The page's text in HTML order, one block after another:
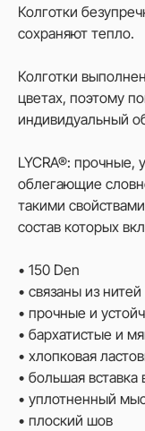
Колготки
сохраняют тепло.
Колготки
цветах, поэтому
индивидуальный
LYCRA®: прочные,
облегающие
такими
состав которых
• 150 Den
• связаны из
• прочные и
• бархатистые и
• хлопковая
• большая вставка
• уплотненный
• плоский шов